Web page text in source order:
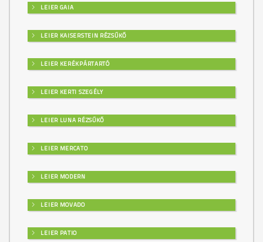
LEIER GAIA
LEIER KAISERSTEIN RÉZSŰKŐ
LEIER KERÉKPÁRTARTÓ
LEIER KERTI SZEGÉLY
LEIER LUNA RÉZSŰKŐ
LEIER MERCATO
LEIER MODERN
LEIER MOVADO
LEIER PATIO